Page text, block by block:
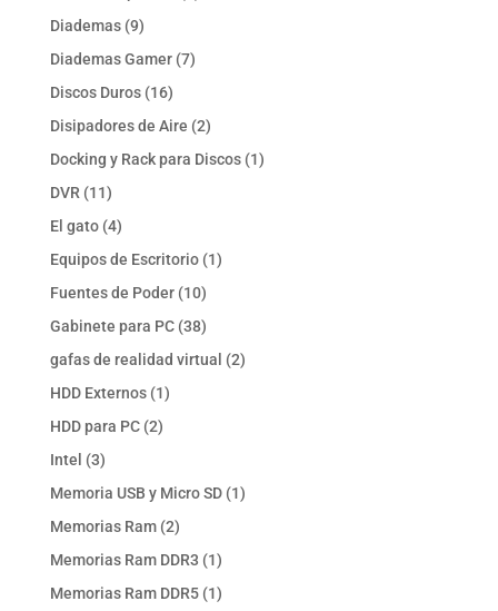
Diademas 99
productos
Diademas Gamer 77
Discos Duros 1616
productos
Disipadores de Aire 22
productos
Docking y Rack para Discos 11
DVR 1111
productos
El gato 44
productos
Equipos de Escritorio 11
Fuentes de Poder 1010
productos
Gabinete para PC 3838
productos
gafas de realidad virtual 22
HDD Externos 11
HDD para PC 22
Intel 33
productos
Memoria USB y Micro SD 11
Memorias Ram 22
productos
Memorias Ram DDR3 11
producto
Memorias Ram DDR5 11